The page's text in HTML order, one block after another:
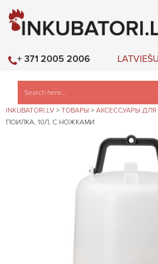
+ 371 2005 2006
INKUBATORI.LV > ТОВАРЫ > АКСЕССУАРЫ
ПОИЛКА, 10Л, С НОЖКАМИ